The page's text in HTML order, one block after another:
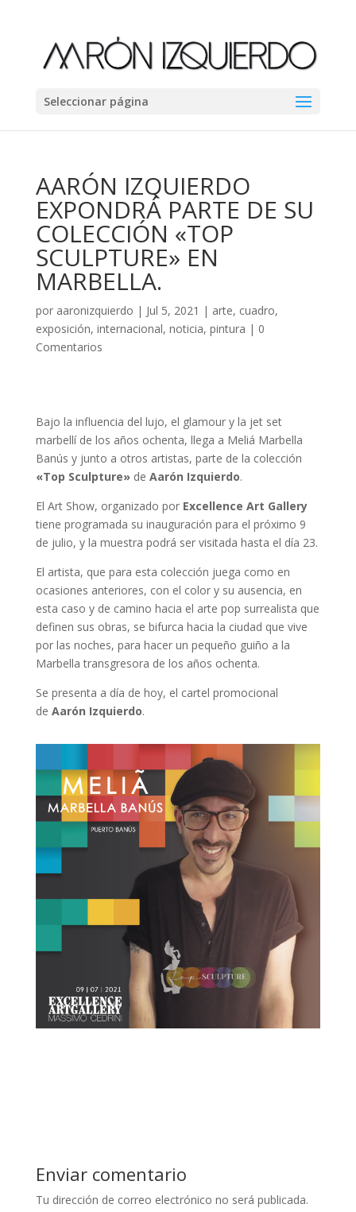
Seleccionar página
AARÓN IZQUIERDO
EXPONDRÁ PARTE DE SU
COLECCIÓN «TOP
SCULPTURE» EN
MARBELLA.
por aaronizquierdo | Jul 5, 2021 | arte, cuadro,
exposición, internacional, noticia, pintura | 0
Comentarios
Bajo la influencia del lujo, el glamour y la jet set
marbellí de los años ochenta, llega a Meliá Marbella
Banús y junto a otros artistas, parte de la colección
«Top Sculpture»de Aarón Izquierdo.
El Art Show, organizado por Excellence Art Gallery
tiene programada su inauguración para el próximo 9
de julio, y la muestra podrá ser visitada hasta el día 23.
El artista, que para esta colección juega como en
ocasiones anteriores, con el color y su ausencia, en
esta caso y de camino hacia el arte pop surrealista que
definen sus obras, se bifurca hacia la ciudad que vive
por las noches, para hacer un pequeño guiño a la
Marbella transgresora de los años ochenta.
Se presenta a día de hoy, el cartel promocional
de Aarón Izquierdo.
Enviar comentario
Tu dirección de correo electrónico no será publicada.